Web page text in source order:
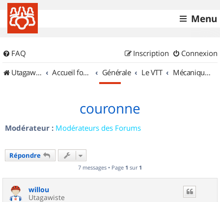
Menu
FAQ Connexion
Inscription
UtagawaVTT (Randos VTT et VTTAE avec traces GPS)
Accueil forum Générale Le VTT Mécanique et Entretiens
couronne
Modérateur : Modérateurs des Forums
Répondre
7 messages • Page 1 sur 1
willou
Utagawiste